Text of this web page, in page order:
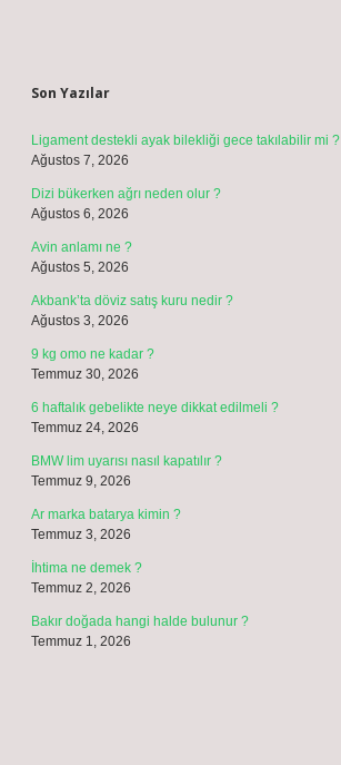
Son Yazılar
Ligament destekli ayak bilekliği gece takılabilir mi ?
Ağustos 7, 2026
Dizi bükerken ağrı neden olur ?
Ağustos 6, 2026
Avin anlamı ne ?
Ağustos 5, 2026
Akbank’ta döviz satış kuru nedir ?
Ağustos 3, 2026
9 kg omo ne kadar ?
Temmuz 30, 2026
6 haftalık gebelikte neye dikkat edilmeli ?
Temmuz 24, 2026
BMW lim uyarısı nasıl kapatılır ?
Temmuz 9, 2026
Ar marka batarya kimin ?
Temmuz 3, 2026
İhtima ne demek ?
Temmuz 2, 2026
Bakır doğada hangi halde bulunur ?
Temmuz 1, 2026